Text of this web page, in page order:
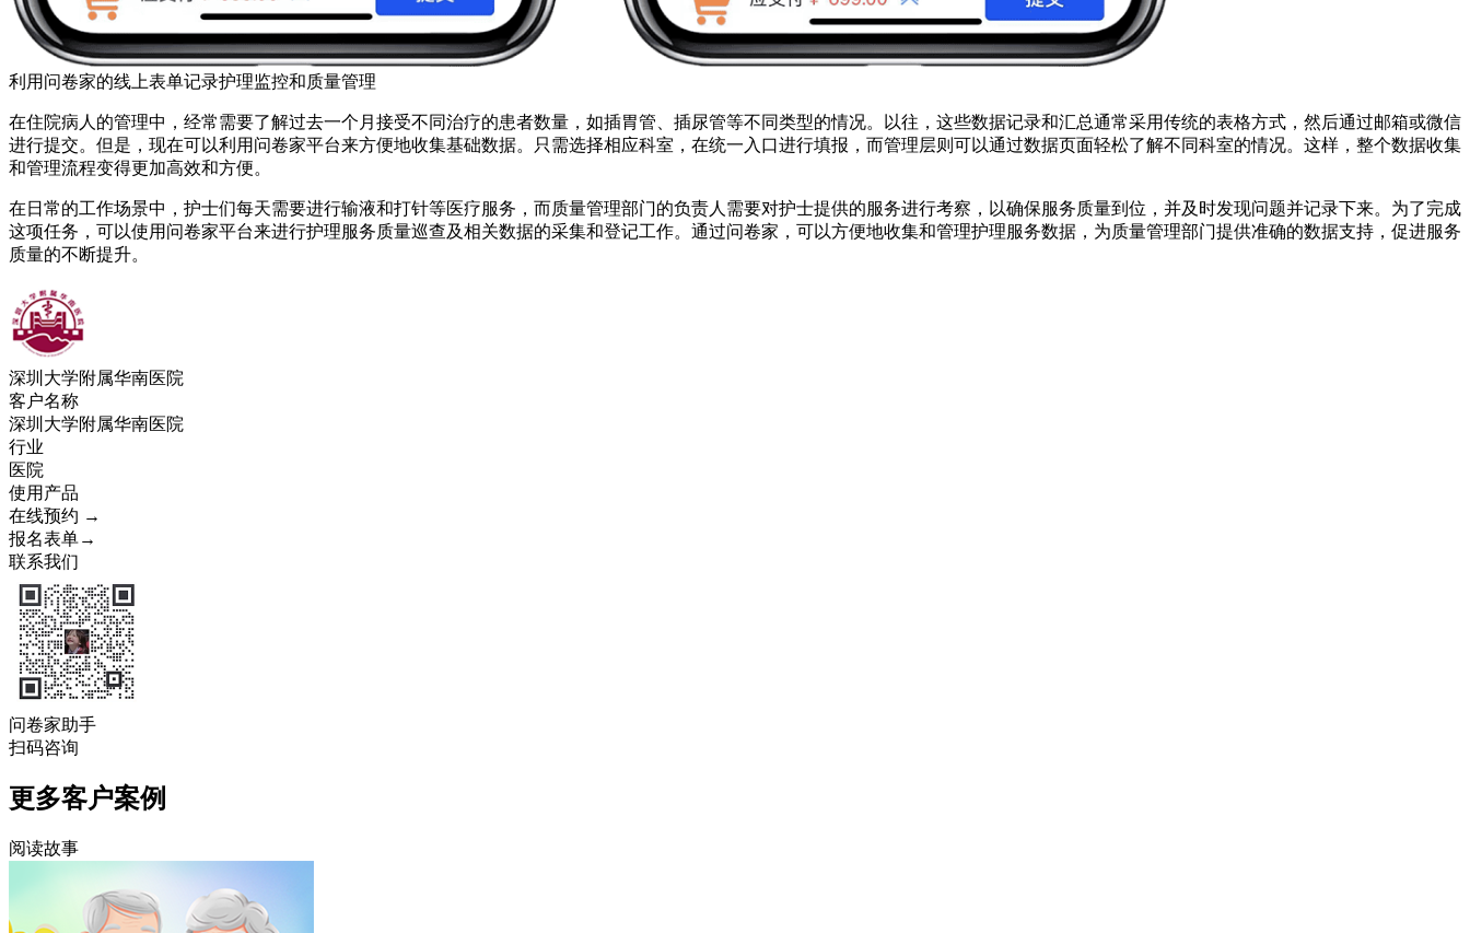
利用问卷家的线上表单记录护理监控和质量管理
在住院病人的管理中，经常需要了解过去一个月接受不同治疗的患者数量，如插胃管、插尿管等不同类型的情况。以往，这些数据记录和汇总通常采用传统的表格方式，然后通过邮箱或微信
进行提交。但是，现在可以利用问卷家平台来方便地收集基础数据。只需选择相应科室，在统一入口进行填报，而管理层则可以通过数据页面轻松了解不同科室的情况。这样，整个数据收集
和管理流程变得更加高效和方便。
在日常的工作场景中，护士们每天需要进行输液和打针等医疗服务，而质量管理部门的负责人需要对护士提供的服务进行考察，以确保服务质量到位，并及时发现问题并记录下来。为了完成
这项任务，可以使用问卷家平台来进行护理服务质量巡查及相关数据的采集和登记工作。通过问卷家，可以方便地收集和管理护理服务数据，为质量管理部门提供准确的数据支持，促进服务
质量的不断提升。
深圳大学附属华南医院
客户名称
深圳大学附属华南医院
行业
医院
使用产品
在线预约 →
报名表单→
联系我们
问卷家助手
扫码咨询
更多客户案例
阅读故事